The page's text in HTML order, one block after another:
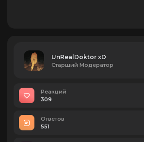
UnRealDoktor xD
Старший Модератор
Реакций
309
Ответов
551